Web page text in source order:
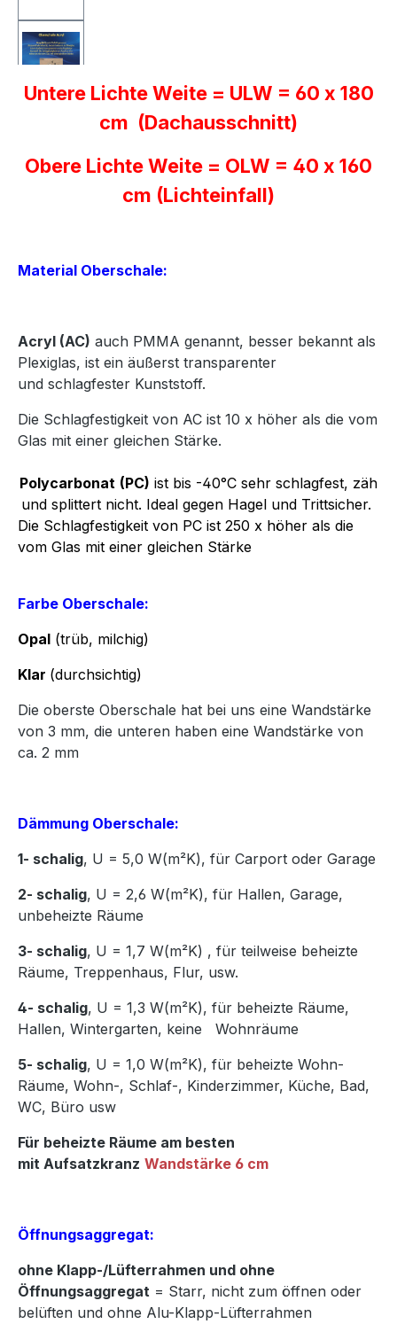
Untere Lichte Weite = ULW = 60 x 180
cm (Dachausschnitt)
Obere Lichte Weite = OLW = 40 x 160
cm (Lichteinfall)
Material Oberschale:
Acryl (AC) auch PMMA genannt, besser bekannt als
Plexiglas, ist ein äußerst transparenter
und schlagfester Kunststoff.
Die Schlagfestigkeit von AC ist 10 x höher als die vom
Glas mit einer gleichen Stärke.
Polycarbonat (PC) ist bis -40°C sehr schlagfest, zäh
und splittert nicht. Ideal gegen Hagel und Trittsicher.
Die Schlagfestigkeit von PC ist 250 x höher als die
vom Glas mit einer gleichen Stärke
Farbe Oberschale:
Opal (trüb, milchig)
Klar (durchsichtig)
Die oberste Oberschale hat bei uns eine Wandstärke
von 3 mm, die unteren haben eine Wandstärke von
ca. 2 mm
Dämmung Oberschale:
1- schalig, U = 5,0 W(m²K), für Carport oder Garage
2- schalig, U = 2,6 W(m²K), für Hallen, Garage,
unbeheizte Räume
3- schalig, U = 1,7 W(m²K) , für teilweise beheizte
Räume, Treppenhaus, Flur, usw.
4- schalig, U = 1,3 W(m²K), für beheizte Räume,
Hallen, Wintergarten, keine Wohnräume
5- schalig, U = 1,0 W(m²K), für beheizte Wohn-
Räume, Wohn-, Schlaf-, Kinderzimmer, Küche, Bad,
WC, Büro usw
Für beheizte Räume am besten
mit Aufsatzkranz Wandstärke 6 cm
Öffnungsaggregat:
ohne Klapp-/Lüfterrahmen und ohne
Öffnungsaggregat = Starr, nicht zum öffnen oder
belüften und ohne Alu-Klapp-Lüfterrahmen